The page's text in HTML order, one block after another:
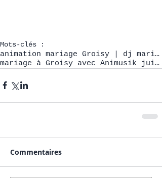
Mots-clés :
animation mariage Groisy | dj mariage Groisy | dj mariage Haute-Savoie
mariage à Groisy avec Animusik juin 2024
Commentaires